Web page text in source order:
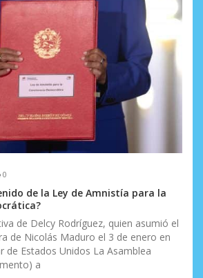
0
de la Ley de Amnistía para la
de Delcy Rodríguez, quien asumió el
de Nicolás Maduro el 3 de enero en
de Estados Unidos La Asamblea
a